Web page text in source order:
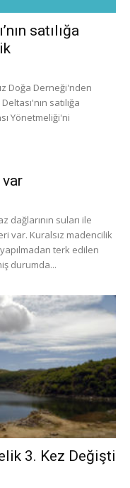
satılığa
Doğa Derneği'nden
satılığa
Yönetmeliği'ni
dağlarının suları ile
var. Kuralsız madencilik
terk edilen
durumda...
3. Kez Değişti